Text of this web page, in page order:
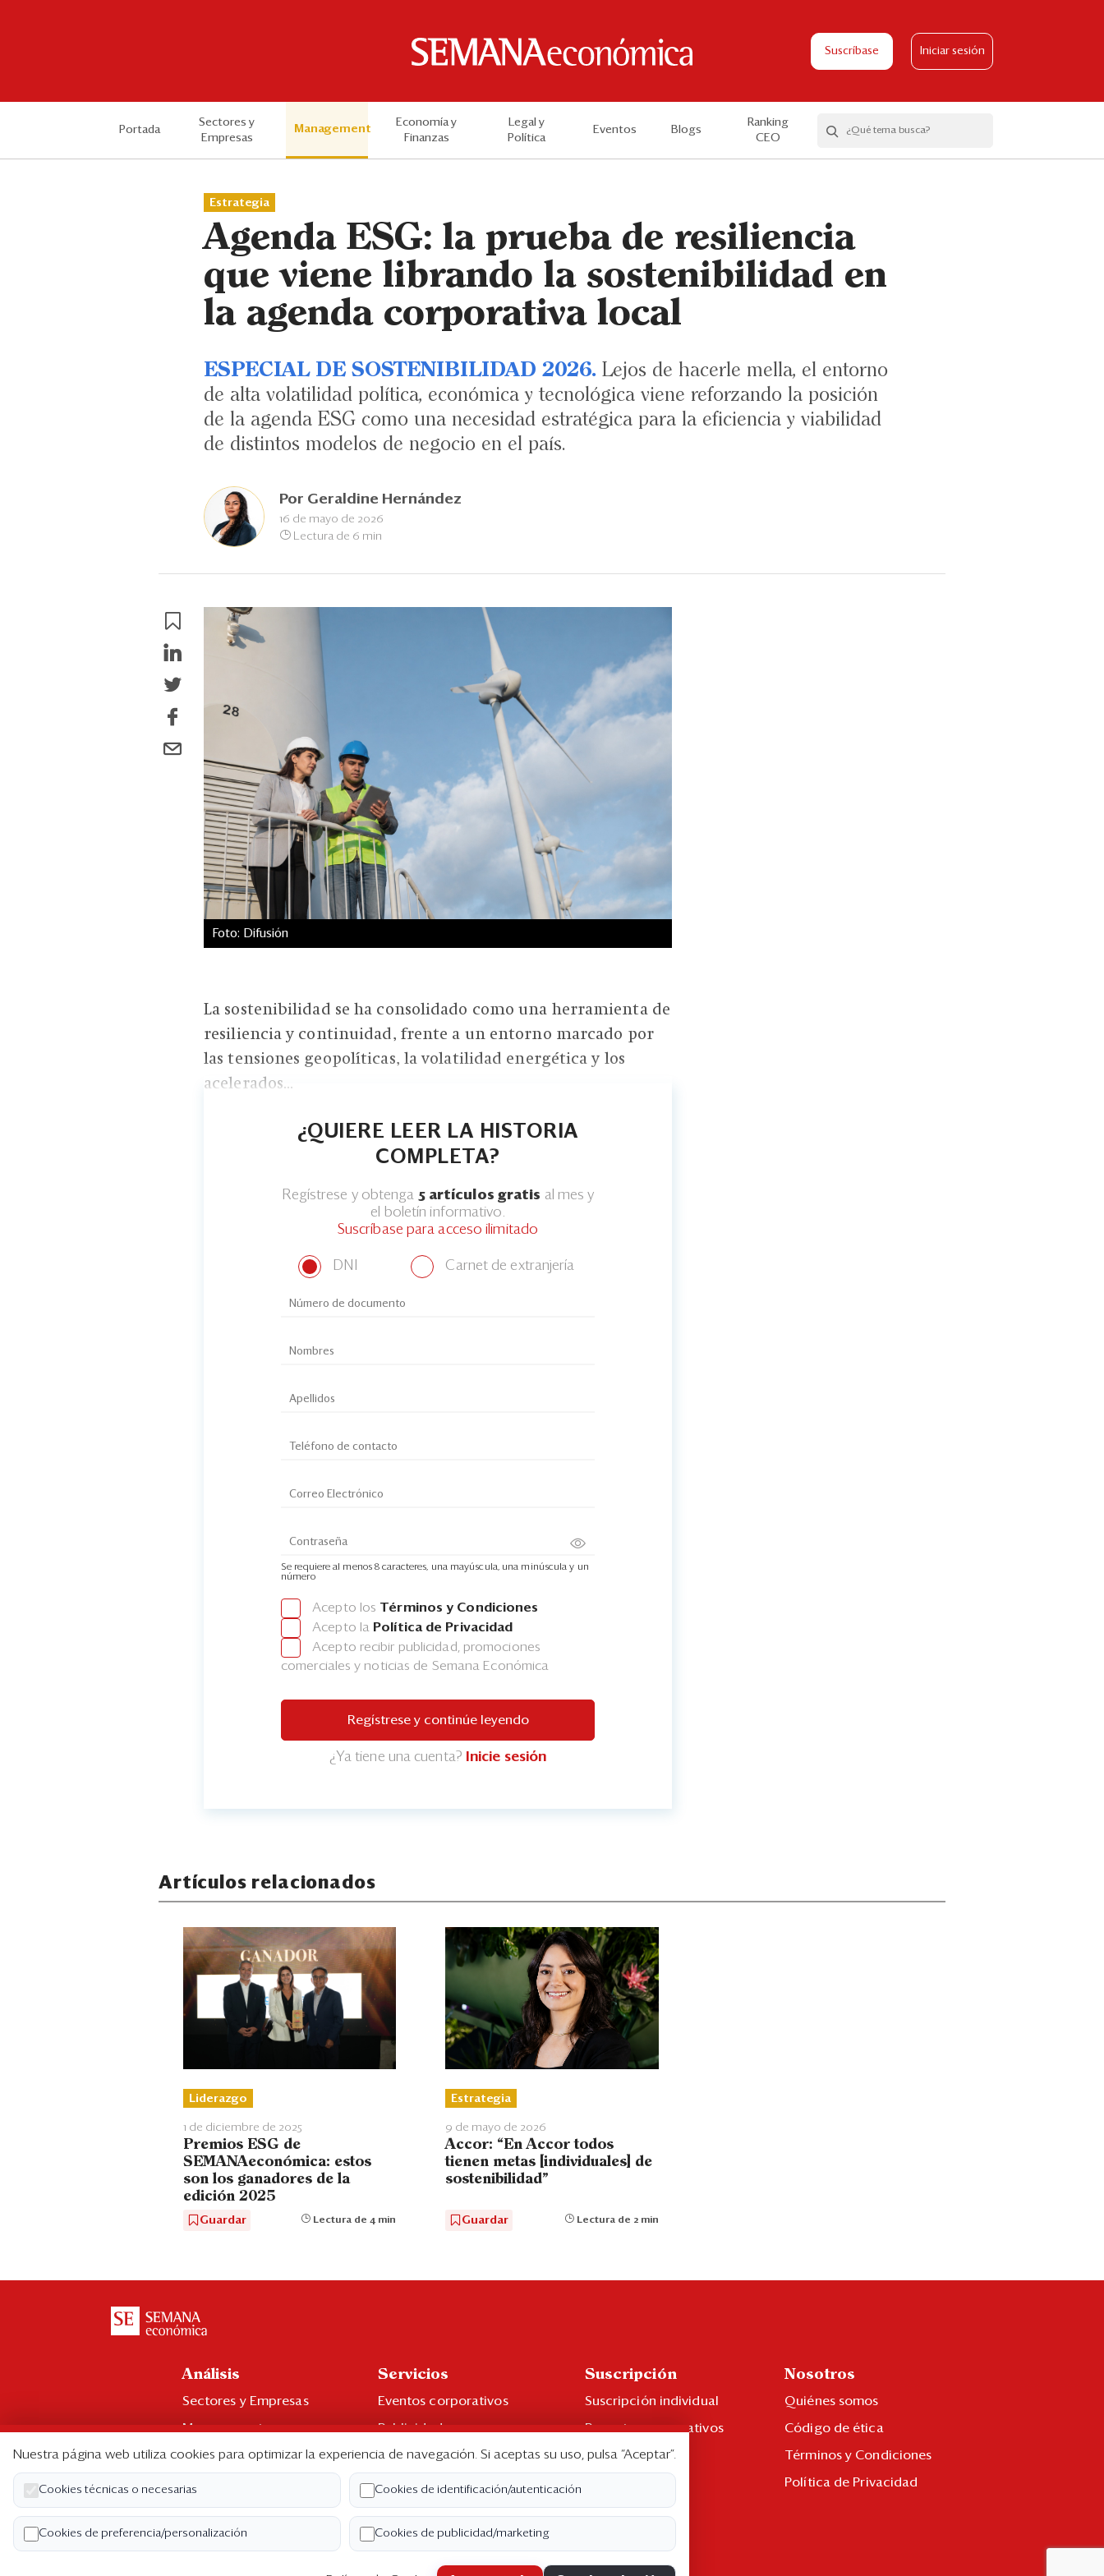
Suscríbase Iniciar sesión
Portada
Sectores y
Empresas
Management
Economía y
Finanzas
Legal y
Política
Eventos Blogs
Ranking
CEO
Estrategia
Agenda ESG: la prueba de resiliencia
que viene librando la sostenibilidad en
la agenda corporativa local
ESPECIAL DE SOSTENIBILIDAD 2026. Lejos de hacerle mella, el entorno
de alta volatilidad política, económica y tecnológica viene reforzando la posición
de la agenda ESG como una necesidad estratégica para la eficiencia y viabilidad
de distintos modelos de negocio en el país.
Por Geraldine Hernández
16 de mayo de 2026
Lectura de 6 min
Foto: Difusión
La sostenibilidad se ha consolidado como una herramienta de
resiliencia y continuidad, frente a un entorno marcado por
las tensiones geopolíticas, la volatilidad energética y los
acelerados...
¿QUIERE LEER LA HISTORIA
COMPLETA?
Regístrese y obtenga 5 artículos gratis al mes y
el boletín informativo.
Suscríbase para acceso ilimitado
DNI Carnet de extranjería
Se requiere al menos 8 caracteres, una mayúscula, una minúscula y un
número
Acepto los Términos y Condiciones
Acepto la Política de Privacidad
Acepto recibir publicidad, promociones
comerciales y noticias de Semana Económica
Regístrese y continúe leyendo
¿Ya tiene una cuenta? Inicie sesión
Artículos relacionados
Liderazgo
1 de diciembre de 2025
Premios ESG de
SEMANAeconómica: estos
son los ganadores de la
edición 2025
Guardar Lectura de 4 min
Estrategia
9 de mayo de 2026
Accor: “En Accor todos
tienen metas [individuales] de
sostenibilidad”
Guardar Lectura de 2 min
Análisis
Sectores y Empresas
Management
Economía y Finanzas
Ranking CEO
Blogs
Servicios
Eventos corporativos
Publicidad
Contáctenos
Libro de reclamaciones
Suscripción
Suscripción individual
Paquetes corporativos
Edición Impresa
Nosotros
Quiénes somos
Código de ética
Términos y Condiciones
Política de Privacidad
Nuestra página web utiliza cookies para optimizar la experiencia de navegación. Si aceptas su uso, pulsa “Aceptar”.
Cookies técnicas o necesarias Cookies de identificación/autenticación
Cookies de preferencia/personalización Cookies de publicidad/marketing